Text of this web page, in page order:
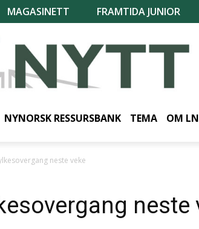
MAGASINETT FRAMTIDA JUNIOR
NYNORSK RESSURSBANK TEMA OM
neste veke
neste